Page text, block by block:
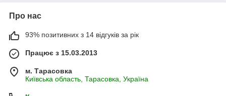
Про нас
93% позитивних з 14 відгуків за рік
Працює з 15.03.2013
м. Тарасовка
Київська область, Тарасовка, Україна